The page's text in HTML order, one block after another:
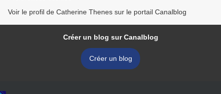
Voir le profil de Catherine Thenes sur le portail Canalblog
Créer un blog sur Canalblog
Créer un blog